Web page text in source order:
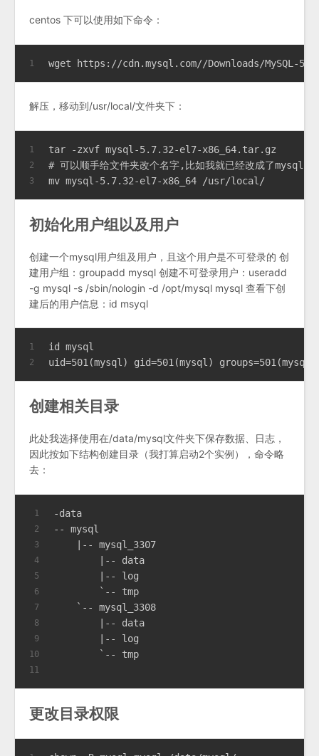
centos 下可以使用如下命令：
1 wget https://cdn.mysql.com//Downloads/MySQL-
解压，移动到/usr/local/文件夹下：
1
2
3
tar -zxvf mysql-5.7.32-el7-x86_64.tar.gz
# 可以顺手给文件夹改个名字,比如我就已经改成了mysql
mv mysql-5.7.32-el7-x86_64 /usr/local/
初始化用户组以及用户
创建一个mysql用户组及用户，且这个用户是不可登录的 创
建用户组：groupadd mysql 创建不可登录用户：useradd
-g mysql -s /sbin/nologin -d /opt/mysql mysql 查看下创
建后的用户信息：id msyql
1
2
id mysql
uid=501(mysql) gid=501(mysql) groups=501(mysql)
创建相关目录
此处我选择使用在/data/mysql文件夹下保存数据、日志，
因此按如下结构创建目录（我打算启动2个实例），命令略
去：
1
2
3
4
5
6
7
8
9
10
11
-data
-- mysql
|-- mysql_3307
|-- data
|-- log
`-- tmp
`-- mysql_3308
|-- data
|-- log
`-- tmp
更改目录权限